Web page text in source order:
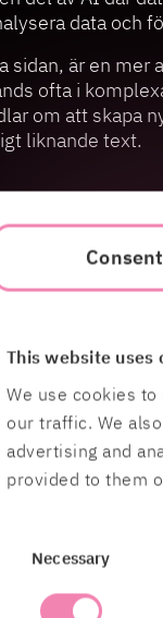
Consent
This website uses
We use cookies
our traffic. We
advertising and
provided to them
Necessary
data och
sidan, är en
ofta i
om att skapa
liknande text.
och Data
upp.
aspekt. När vi
inte är
använder data
ansvarsfullt sätt.
att
att inspirera
en riktning